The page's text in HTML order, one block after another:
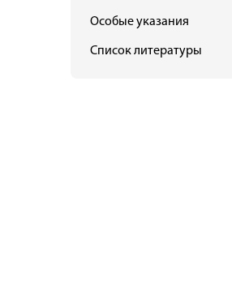
Особые указания
Список литературы